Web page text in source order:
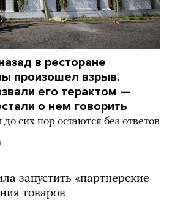
в ресторане
произошел взрыв.
его терактом —
о нем говорить
сих пор остаются без ответов
запустить «партнерские
товаров